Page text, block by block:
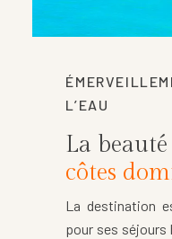
L’EAU
La
côtes
La destination
pour ses séjours